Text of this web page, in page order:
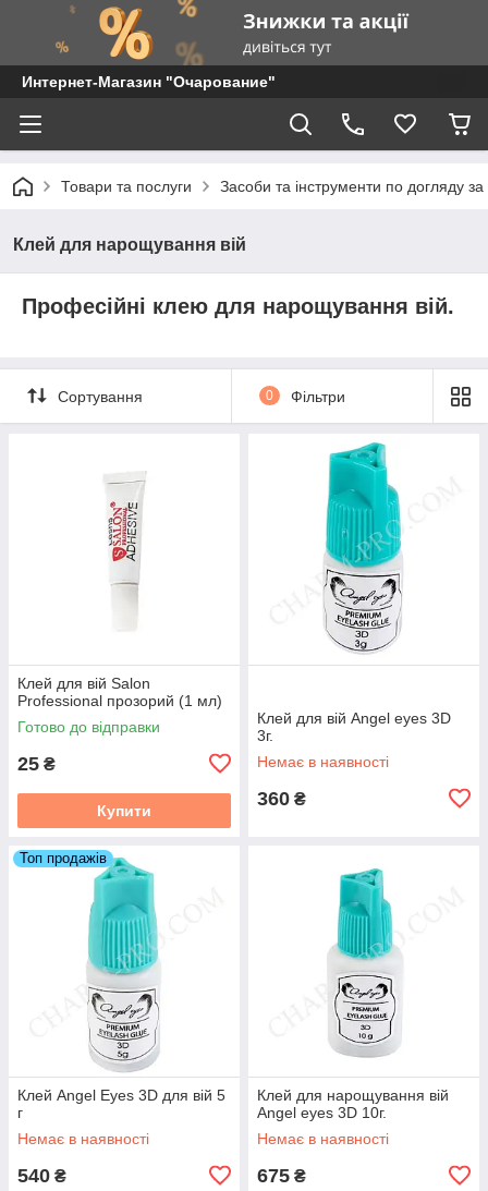
Интернет-Магазин "Очарование"
Товари та послуги Засоби та інструменти по догляду
Клей для нарощування вій
Професійні клею для нарощування вій.
Сортування 0 Фільтри
Клей для вій Salon
Professional прозорий (1 мл)
Готово до відправки
25 ₴
Купити
Клей для вій Angel eyes 3D
3г.
Немає в наявності
360 ₴
Топ продажів
Клей Angel Eyes 3D для вій 5
г
Немає в наявності
540 ₴
Клей для нарощування вій
Angel eyes 3D 10г.
Немає в наявності
675 ₴